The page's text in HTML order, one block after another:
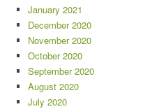
January 2021
December 2020
November 2020
October 2020
September 2020
August 2020
July 2020